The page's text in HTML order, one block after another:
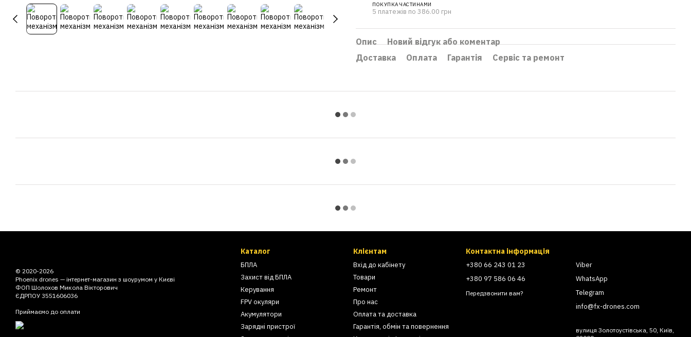
ПОКУПКА ЧАСТИНАМИ
5 платежів по 386.00 грн
Опис
Новий відгук або коментар
Доставка
Оплата Гарантія Сервіс та ремонт
© 2020-2026
Phoenix drones — інтернет-магазин з шоурумом у Києві
ФОП Шолохов Микола Вікторович
ЄДРПОУ 3551606036
Приймаємо до оплати
Каталог
БПЛА
Захист від БПЛА
Керування
FPV окуляри
Акумулятори
Зарядні пристрої
Клієнтам
Вхід до кабінету
Товари
Ремонт
Про нас
Оплата та доставка
Гарантія, обмін та повернення
Контактна інформація
+380 66 243 01 23
+380 97 586 06 46
Передзвонити вам?
Viber
WhatsApp
Telegram
info@fx-drones.com
вулиця Золотоустівська, 50, Київ,